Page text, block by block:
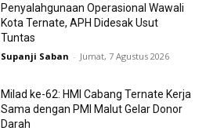
Penyalahgunaan Operasional Wawali
Kota Ternate, APH Didesak Usut
Tuntas
Supanji Saban - Jumat, 7 Agustus 2026
Milad ke-62: HMI Cabang Ternate Kerja
Sama dengan PMI Malut Gelar Donor
Darah